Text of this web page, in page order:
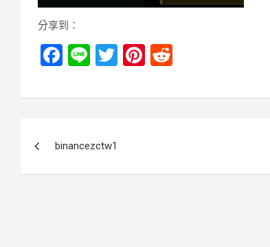
分享到：
F
ce
o
Li
e
T
tt
Pi
er d
binancezctw1